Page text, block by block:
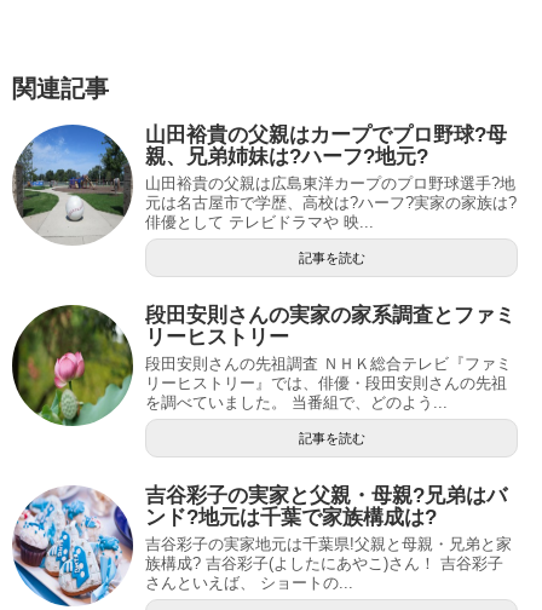
関連記事
山田裕貴の父親はカープでプロ野球?母
親、兄弟姉妹は?ハーフ?地元?
山田裕貴の父親は広島東洋カープのプロ野球選手?地
元は名古屋市で学歴、高校は?ハーフ?実家の家族は?
俳優として テレビドラマや 映...
記事を読む
段田安則さんの実家の家系調査とファミ
リーヒストリー
段田安則さんの先祖調査 ＮＨＫ総合テレビ『ファミ
リーヒストリー』では、俳優・段田安則さんの先祖
を調べていました。 当番組で、どのよう...
記事を読む
吉谷彩子の実家と父親・母親?兄弟はバ
ンド?地元は千葉で家族構成は?
吉谷彩子の実家地元は千葉県!父親と母親・兄弟と家
族構成? 吉谷彩子(よしたにあやこ)さん！ 吉谷彩子
さんといえば、 ショートの...